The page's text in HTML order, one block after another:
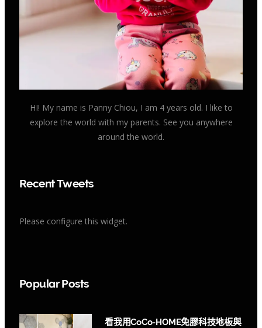
HI! My name is Panny Chiou, I am 4 years old. I like to
explore the world with my parents. See you anywhere
around the world.
Recent Tweets
Please configure this widget.
Popular Posts
看我用CoCo-HOME免膠科技地板與